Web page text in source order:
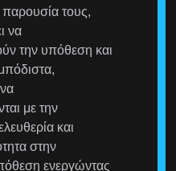
τους,
να
την υπόθεση και
με την
και
στην
ενεργώντας